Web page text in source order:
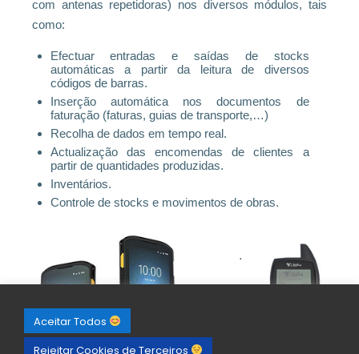
com antenas repetidoras) nos diversos módulos, tais
como:
Efectuar entradas e saídas de stocks
automáticas a partir da leitura de diversos
códigos de barras.
Inserção automática nos documentos de
faturação (faturas, guias de transporte,…)
Recolha de dados em tempo real.
Actualização das encomendas de clientes a
partir de quantidades produzidas.
Inventários.
Controle de stocks e movimentos de obras.
Aceitar Todos
Rejeitar Cookies de Terceiros